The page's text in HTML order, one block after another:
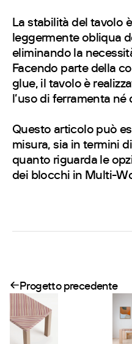
La stabilità del tavolo
leggermente obliqua
eliminando la
Facendo parte della
glue, il tavolo è
l’uso di ferramenta né
Questo articolo può
misura, sia in termini
quanto riguarda le
dei blocchi in Multi-
Progetto precedente